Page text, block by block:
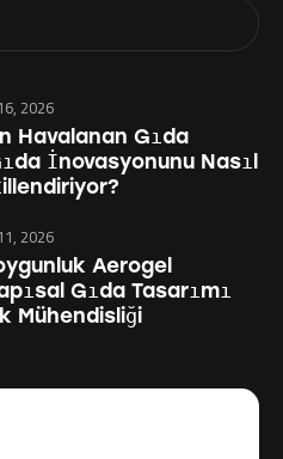
2026
Havalanan Gıda
İnovasyonunu Nasıl
2026
Aerogel
Gıda Tasarımı
Mühendisliği